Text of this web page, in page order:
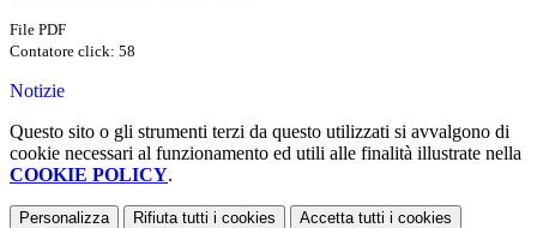
File PDF
Contatore click: 58
Notizie
Questo sito o gli strumenti terzi da questo utilizzati si avvalgono di
cookie necessari al funzionamento ed utili alle finalità illustrate nella
COOKIE POLICY.
Personalizza Rifiuta tutti i cookies Accetta tutti i cookies